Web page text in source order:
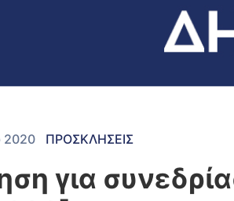
2020 ΠΡΟΣΚΛΗΣΕΙΣ
για